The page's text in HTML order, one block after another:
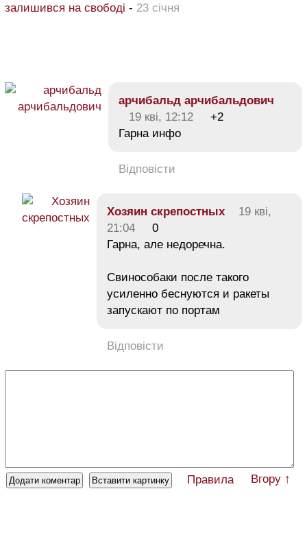
залишився на свободі - 23 січня
арчибальд арчибальдович
19 кві, 12:12
+2
Гарна инфо
Відповісти
Хозяин скрепостных
19 кві,
21:04
0
Гарна, але недоречна.
Свинособаки после такого
усиленно беснуются и ракеты
запускают по портам
Відповісти
Правила Вгору ↑